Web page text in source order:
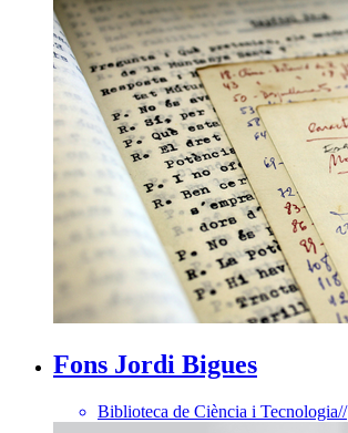
Fons Jordi Bigues
Biblioteca de Ciència i Tecnologia//